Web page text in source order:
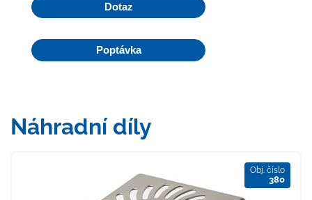
Dotaz
Poptávka
Náhradní díly
Obj. číslo
380